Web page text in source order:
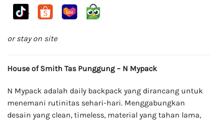
.
or stay on site
House of Smith Tas Punggung – N Mypack
N Mypack adalah daily backpack yang dirancang untuk
menemani rutinitas sehari-hari. Menggabungkan
desain yang clean, timeless, material yang tahan lama,